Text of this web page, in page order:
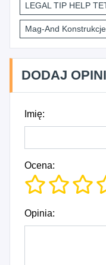
LEGAL TIP HELP
Mag-And
DODAJ
Imię:
Ocena:
Opinia: